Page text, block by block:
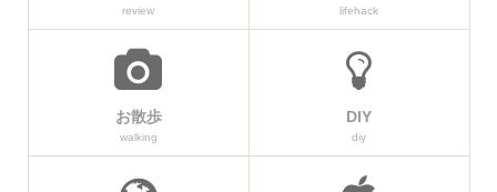
review lifehack
お散歩
walking
DIY
diy